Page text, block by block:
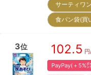
サーティワ
食パン袋(
3位 102.5
PayPay(＋5%